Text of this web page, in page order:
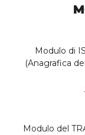
Modulo di
(Anagrafica
Modulo del